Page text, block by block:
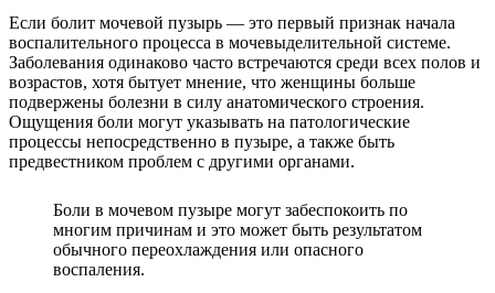
Если болит мочевой пузырь — это первый признак начала
воспалительного процесса в мочевыделительной системе.
Заболевания одинаково часто встречаются среди всех полов и
возрастов, хотя бытует мнение, что женщины больше
подвержены болезни в силу анатомического строения.
Ощущения боли могут указывать на патологические
процессы непосредственно в пузыре, а также быть
предвестником проблем с другими органами.
Боли в мочевом пузыре могут забеспокоить по
многим причинам и это может быть результатом
обычного переохлаждения или опасного
воспаления.